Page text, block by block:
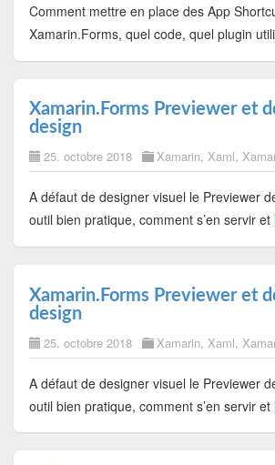
Comment mettre en place des App
Xamarin.Forms, quel code, quel plugin
Xamarin.Forms Previewer et
design
25. octobre 2018 Xamarin, Xaml,
A défaut de designer visuel le Previewer
outil bien pratique, comment s’en servir et
Xamarin.Forms Previewer et
design
25. octobre 2018 Xamarin, Xaml,
A défaut de designer visuel le Previewer
outil bien pratique, comment s’en servir et